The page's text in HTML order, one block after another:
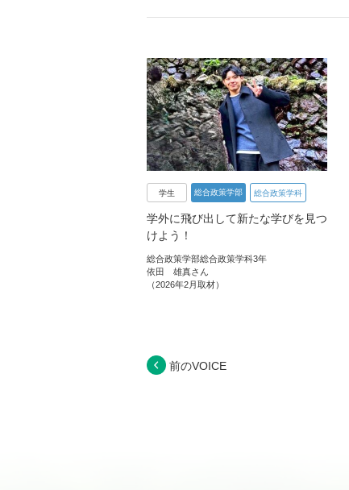
学生 総合政策学部 総合政策学科
学外に飛び出して新たな学びを見つ
けよう！
総合政策学部総合政策学科3年
依田 雄真さん
（2026年2月取材）
前のVOICE